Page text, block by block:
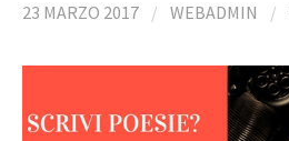
23 MARZO 2017 / WEBADMIN /